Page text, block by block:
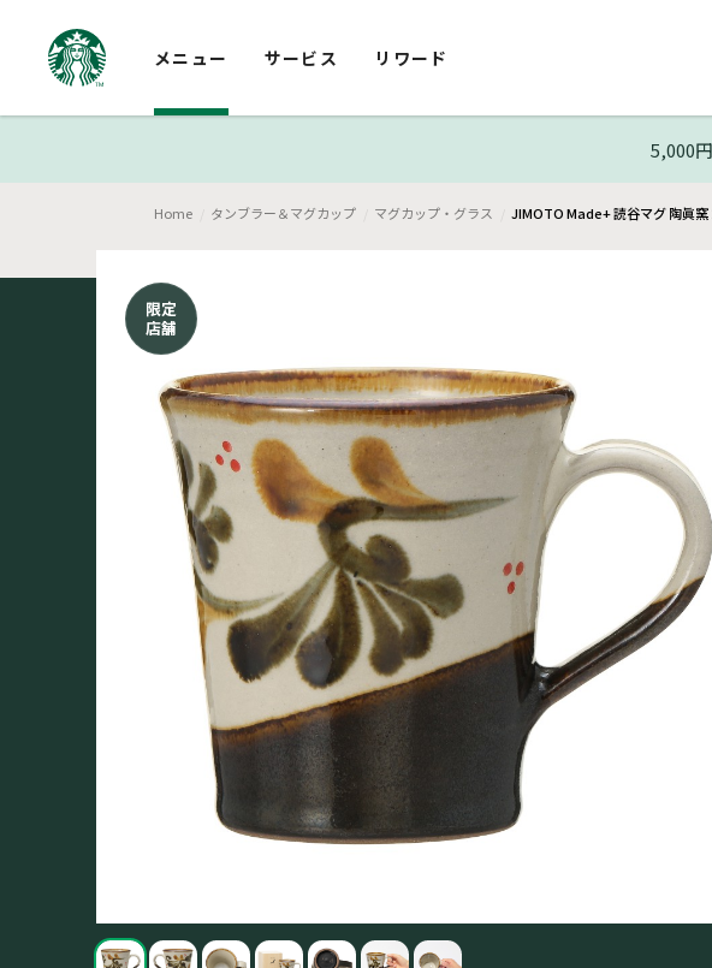
メニュー サービス リワード
5,000
Home タンブラー＆マグカップ マグカップ・グラス JIMOTO Made+ 読谷マグ 陶眞
限定
店舗